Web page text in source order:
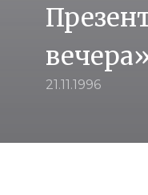
21.11.1996